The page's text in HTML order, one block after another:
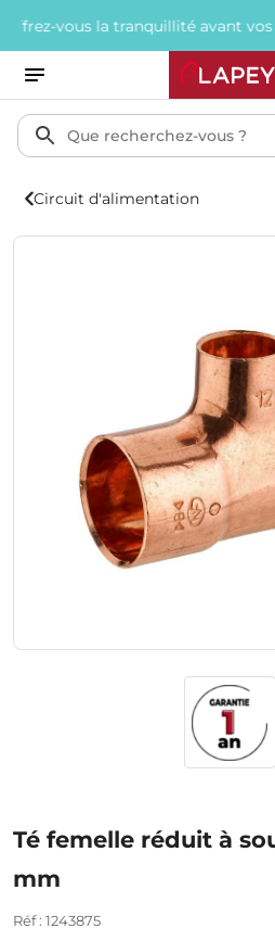
vous la tranquillité avant vos
Circuit d'alimentation
Té femelle réduit à
mm
Réf : 1243875